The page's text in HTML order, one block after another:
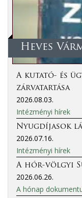
Heves
A kutató- és
zárvatartása
2026.08.03.
Intézményi hírek
Nyugdíjasok
2026.07.16.
Intézményi hírek
A hór-völgyi
2026.06.26.
A hónap